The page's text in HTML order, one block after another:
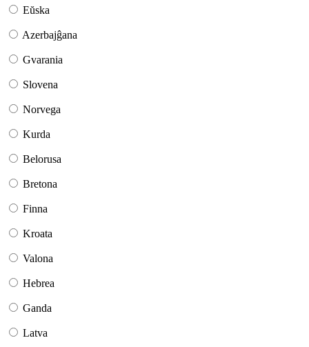
Eŭska
Azerbajĝana
Gvarania
Slovena
Norvega
Kurda
Belorusa
Bretona
Finna
Kroata
Valona
Hebrea
Ganda
Latva